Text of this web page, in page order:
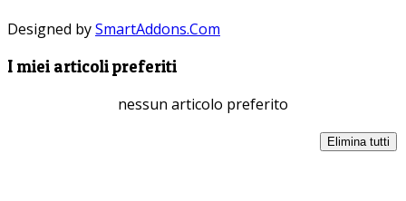
Designed bySmartAddons.Com
I miei articoli preferiti
nessun articolo preferito